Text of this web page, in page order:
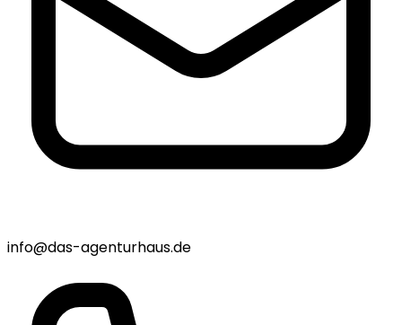
info@das-agenturhaus.de